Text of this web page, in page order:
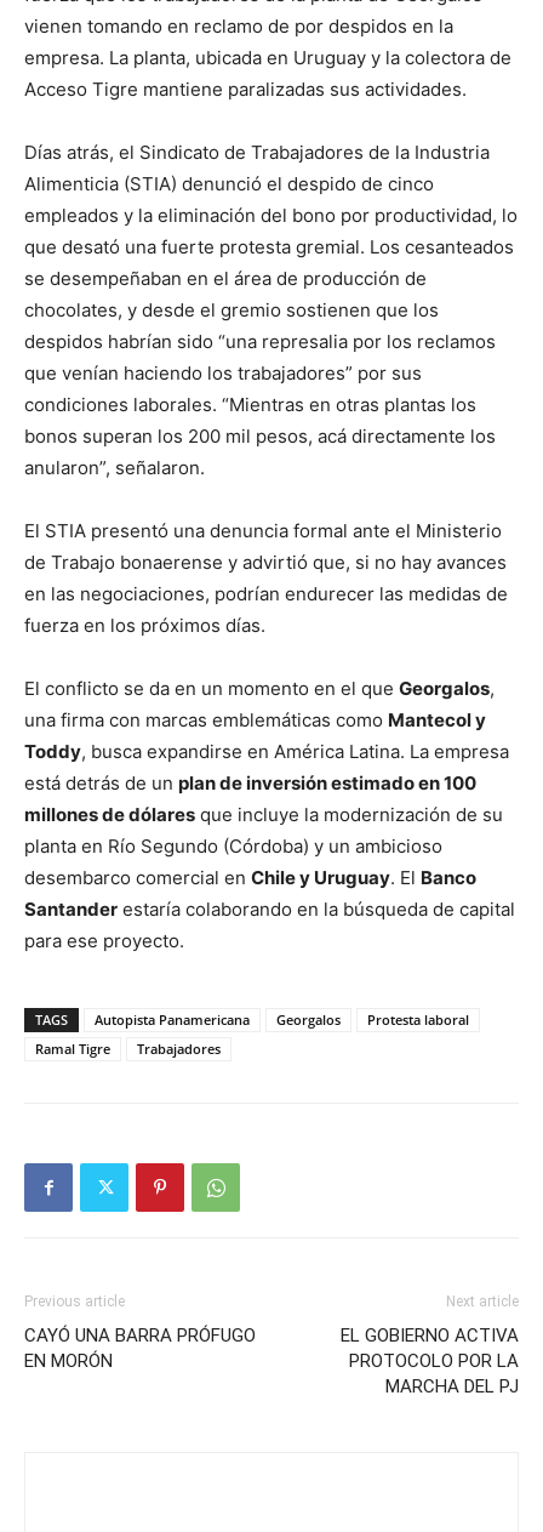
vienen tomando en reclamo de por despidos en la
empresa. La planta, ubicada en Uruguay y la colectora de
Acceso Tigre mantiene paralizadas sus actividades.
Días atrás, el Sindicato de Trabajadores de la Industria
Alimenticia (STIA) denunció el despido de cinco
empleados y la eliminación del bono por productividad, lo
que desató una fuerte protesta gremial. Los cesanteados
se desempeñaban en el área de producción de
chocolates, y desde el gremio sostienen que los
despidos habrían sido “una represalia por los reclamos
que venían haciendo los trabajadores” por sus
condiciones laborales. “Mientras en otras plantas los
bonos superan los 200 mil pesos, acá directamente los
anularon”, señalaron.
El STIA presentó una denuncia formal ante el Ministerio
de Trabajo bonaerense y advirtió que, si no hay avances
en las negociaciones, podrían endurecer las medidas de
fuerza en los próximos días.
El conflicto se da en un momento en el que Georgalos,
una firma con marcas emblemáticas como Mantecol y
Toddy, busca expandirse en América Latina. La empresa
está detrás de un plan de inversión estimado en 100
millones de dólares que incluye la modernización de su
planta en Río Segundo (Córdoba) y un ambicioso
desembarco comercial en Chile y Uruguay. El Banco
Santander estaría colaborando en la búsqueda de capital
para ese proyecto.
TAGS Autopista Panamericana Georgalos
Protesta laboral
Ramal Tigre
Trabajadores
Previous article
CAYÓ UNA BARRA PRÓFUGO
EN MORÓN
Next article
EL GOBIERNO ACTIVA
PROTOCOLO POR LA
MARCHA DEL PJ